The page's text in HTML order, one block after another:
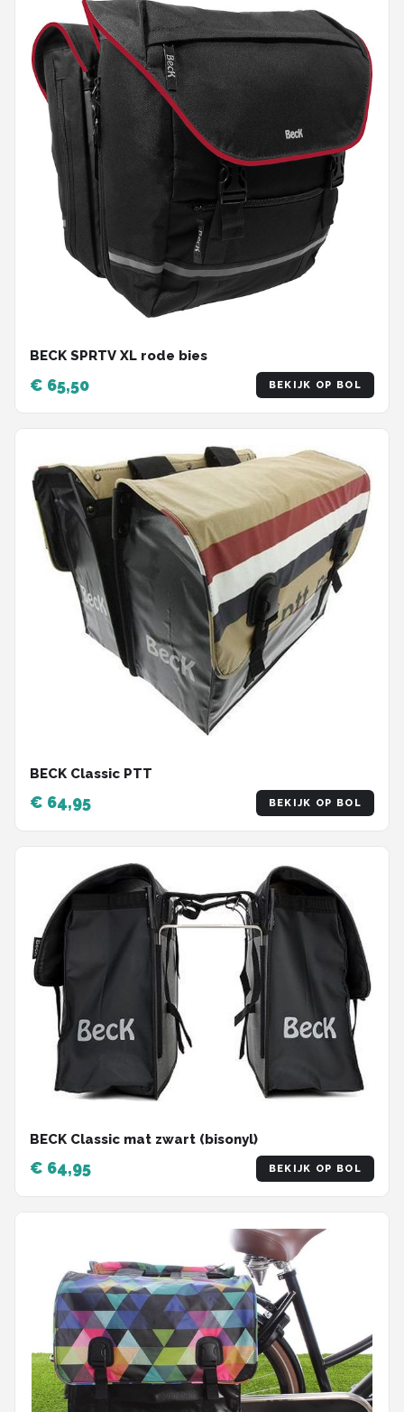
BECK SPRTV XL rode bies
€ 65,50 BEKIJK OP BOL
BECK Classic PTT
€ 64,95 BEKIJK OP BOL
BECK Classic mat zwart (bisonyl)
€ 64,95 BEKIJK OP BOL